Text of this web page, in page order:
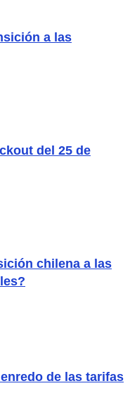
a las
del 25 de
chilena a las
de las tarifas